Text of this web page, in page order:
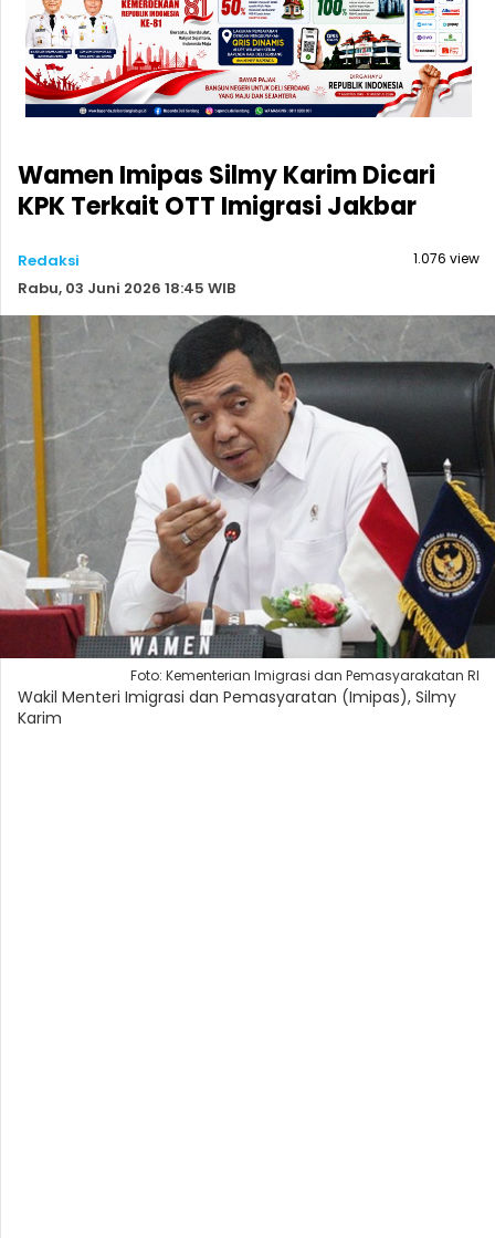
Wamen Imipas Silmy Karim Dicari
KPK Terkait OTT Imigrasi Jakbar
Redaksi
Rabu, 03 Juni 2026 18:45 WIB
1.076 view
Foto: Kementerian Imigrasi dan Pemasyarakatan RI
Wakil Menteri Imigrasi dan Pemasyaratan (Imipas), Silmy
Karim